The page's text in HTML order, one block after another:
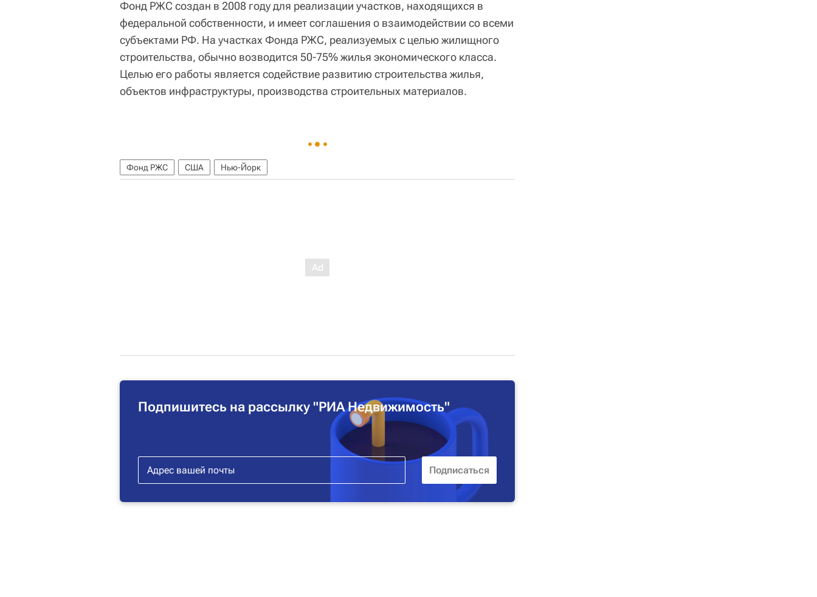
Фонд РЖС создан в 2008 году для реализации участков, находящихся в
федеральной собственности, и имеет соглашения о взаимодействии со всеми
субъектами РФ. На участках Фонда РЖС, реализуемых с целью жилищного
строительства, обычно возводится 50-75% жилья экономического класса.
Целью его работы является содействие развитию строительства жилья,
объектов инфраструктуры, производства строительных материалов.
Фонд РЖС США Нью-Йорк
Подпишитесь на рассылку "РИА Недвижимость"